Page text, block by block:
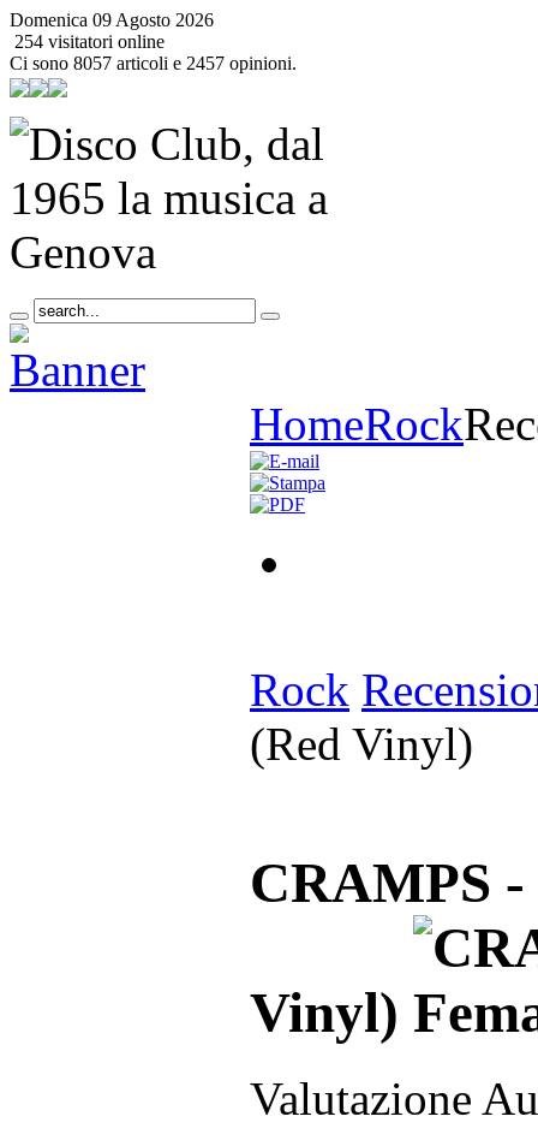
Domenica 09 Agosto 2026
254 visitatori online
Ci sono 8057 articoli e 2457 opinioni.
HomeRock
Rock
(Red Vinyl)
CRAMPS -
Vinyl)
Valutazione